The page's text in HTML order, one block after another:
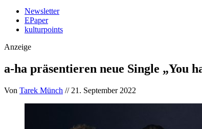
Newsletter
EPaper
kulturpoints
Anzeige
a-ha präsentieren neue Single „You
Von Tarek Münch // 21. September 2022